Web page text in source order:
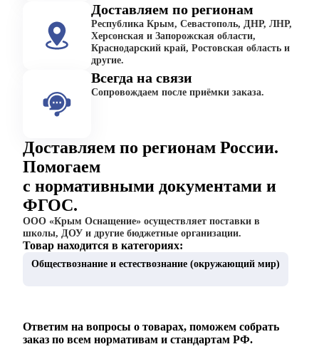
Доставляем по регионам
Республика Крым, Севастополь, ДНР, ЛНР,
Херсонская и Запорожская области,
Краснодарский край, Ростовская область и
другие.
Всегда на связи
Сопровождаем после приёмки заказа.
Доставляем по регионам России.
Помогаем
с нормативными документами и
ФГОС.
ООО «Крым Оснащение» осуществляет поставки в
школы, ДОУ и другие бюджетные организации.
Товар находится в категориях:
Обществознание и естествознание (окружающий мир)
Ответим на вопросы о товарах, поможем собрать
заказ по всем нормативам и стандартам РФ.